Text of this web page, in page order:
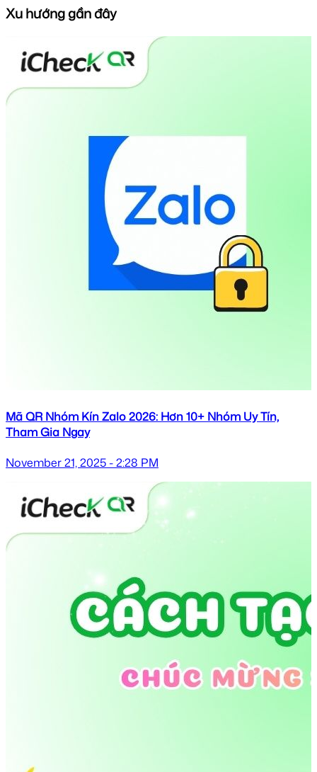
Xu hướng gần đây
Mã QR Nhóm Kín Zalo 2026: Hơn 10+ Nhóm Uy Tín,
Tham Gia Ngay
November 21, 2025 - 2:28 PM